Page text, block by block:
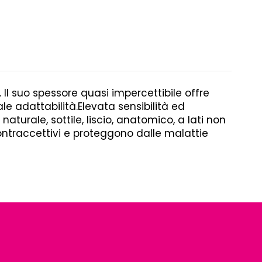
suo spessore quasi impercettibile offre
adattabilità.Elevata sensibilità ed
sottile, liscio, anatomico, a lati non
e proteggono dalle malattie